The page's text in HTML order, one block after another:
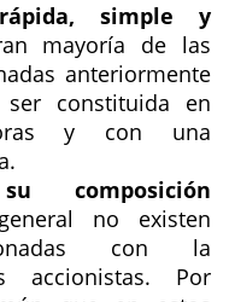
simple y
mayoría de las
anteriormente
constituida en
y con una
composición
no existen
con la
accionistas. Por